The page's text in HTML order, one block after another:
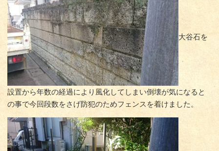
大谷石を
設置から年数の経過により風化してしまい倒壊が気になると
の事で今回段数をさげ防犯のためフェンスを着けました。